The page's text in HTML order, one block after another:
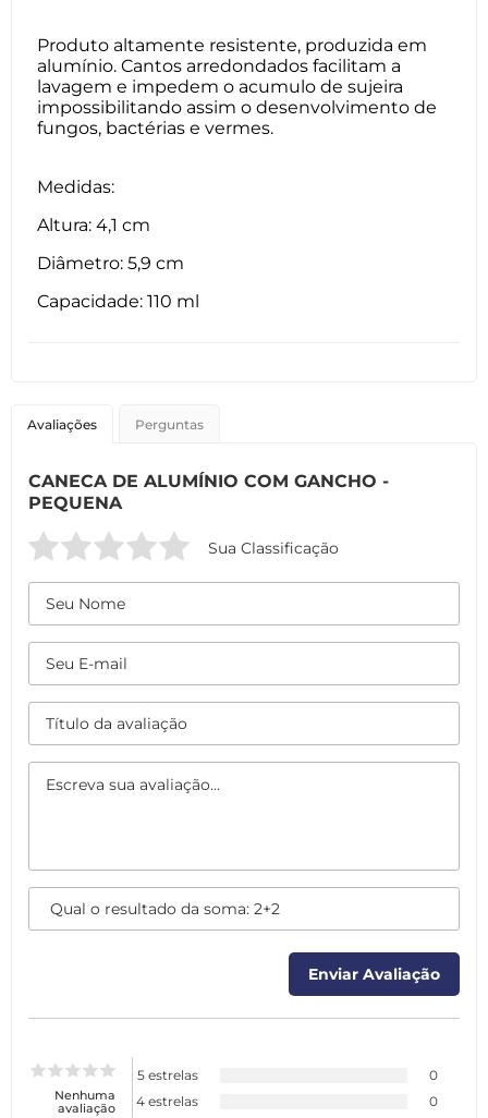
Produto altamente resistente, produzida em
alumínio. Cantos arredondados facilitam a
lavagem e impedem o acumulo de sujeira
impossibilitando assim o desenvolvimento de
fungos, bactérias e vermes.
Medidas:
Altura: 4,1 cm
Diâmetro: 5,9 cm
Capacidade: 110 ml
Avaliações Perguntas
CANECA DE ALUMÍNIO COM GANCHO -
PEQUENA
Sua Classificação
Nenhuma
avaliação
5 estrelas
0
4 estrelas
0